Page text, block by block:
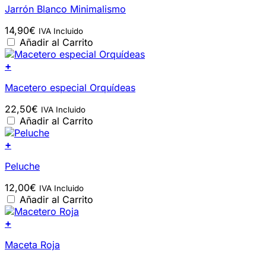
Jarrón Blanco Minimalismo
14,90€ IVA Incluido
Añadir al Carrito
+
Macetero especial Orquídeas
22,50€ IVA Incluido
Añadir al Carrito
+
Peluche
12,00€ IVA Incluido
Añadir al Carrito
+
Maceta Roja